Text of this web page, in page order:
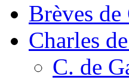
Brèves
Charles
C. de